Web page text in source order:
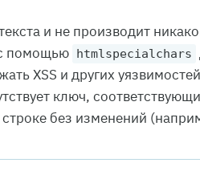
и не производит
помощью htmlspecialchars
XSS и других
ключ,
строке без изменений